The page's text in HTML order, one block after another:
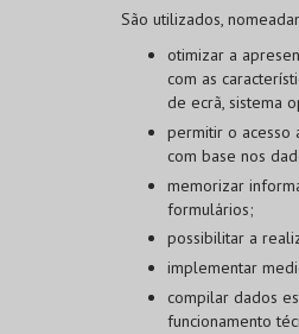
São utilizados,
otimizar a
com as
de ecrã, sistema
permitir o acesso
com base nos
memorizar
formulários;
possibilitar a
implementar
compilar dados
funcionamento